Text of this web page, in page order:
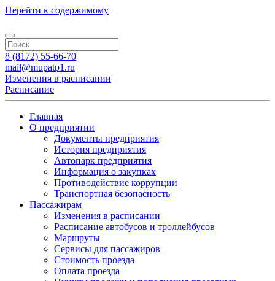
Перейти к содержимому
8 (8172) 55-66-70
mail@mupatp1.ru
Изменения в расписании
Расписание
Главная
О предприятии
Документы предприятия
История предприятия
Автопарк предприятия
Информация о закупках
Противодействие коррупции
Транспортная безопасность
Пассажирам
Изменения в расписании
Расписание автобусов и троллейбусов
Маршруты
Сервисы для пассажиров
Стоимость проезда
Оплата проезда